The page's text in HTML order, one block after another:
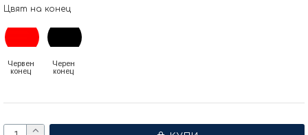
Цвят на конец
Червен
конец
Черен
конец